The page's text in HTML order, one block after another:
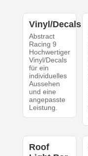
Vinyl/Decals
Abstract
Racing 9
Hochwertiger
Vinyl/Decals
für ein
individuelles
Aussehen
und eine
angepasste
Leistung.
Roof